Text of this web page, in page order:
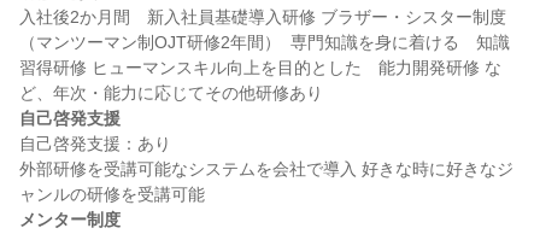
入社後2か月間　新入社員基礎導入研修 ブラザー・シスター制度
（マンツーマン制OJT研修2年間）  専門知識を身に着ける　知識
習得研修 ヒューマンスキル向上を目的とした　能力開発研修 な
自己啓発支援
自己啓発支援：あり
外部研修を受講可能なシステムを会社で導入 好きな時に好きなジ
メンター制度